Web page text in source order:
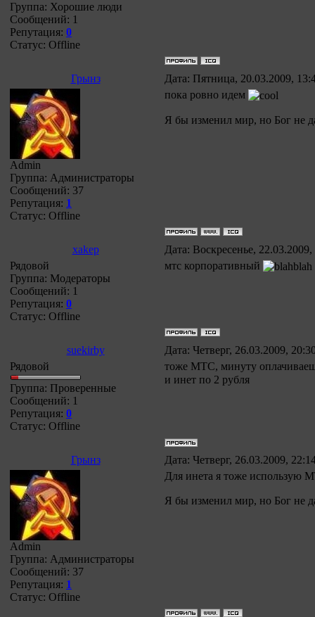
Группа: Хорошие люди
Сообщений: 1
Репутация: 0
Статус: Offline
Грынз Дата: Пятница, 20.03.2009,
Admin
Группа: Администраторы
Сообщений: 37
Репутация: 1
Статус: Offline
пока ровно идем
Я бы изменил мир, но Бог не
xakep
Дата: Воскресенье,
Рядовой
Группа: Модераторы
Сообщений: 1
Репутация: 0
Статус: Offline
мтс корпоративный
suekirby
Дата: Четверг, 26.03.2009,
Рядовой
Группа: Проверенные
Сообщений: 1
Репутация: 0
Статус: Offline
тоже МТС, минуту
и инет по 2 рубля
Грынз Дата: Четверг, 26.03.2009,
Admin
Группа: Администраторы
Сообщений: 37
Репутация: 1
Статус: Offline
Для инета я тоже использую
Я бы изменил мир, но Бог не